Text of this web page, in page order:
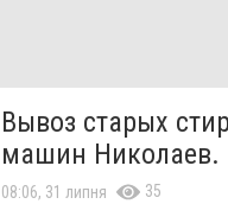
Вывоз старых
машин Николаев.
08:06, 31 липня 35